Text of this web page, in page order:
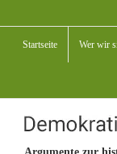
Inhalt
springen
Startseite Wer wir